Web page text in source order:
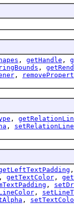
, getHandle ,
,
,
,
,
,
getTextColor ,
,
,
,